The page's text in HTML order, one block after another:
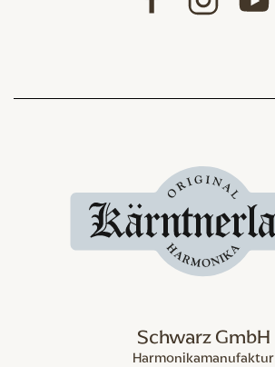
Schwarz GmbH
Harmonikamanufaktur